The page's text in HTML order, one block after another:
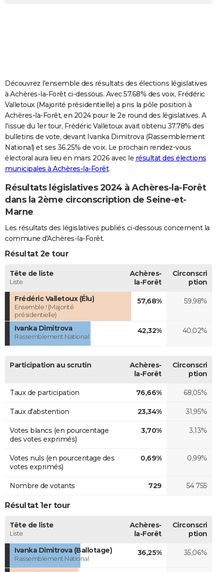
Carte de Noël
Carte Bonne année
Carte Saint-Valentin
Carte Pâques
Carte d'anniversaire
DICTIONNAIRE
Dictionnaire
Biographies
Citations
Expressions
Proverbes
PROGRAMME TV
COPAINS D'AVANT
S'inscrire
Se connecter
Lycées
Collèges
Primaires
Universités
Entreprises
Service militaire
Avis de recherche
AVIS DE DÉCÈS
FORUM
Bricolage
Lifestyle
Culture
Sport
Auto
Television
Voyage
Cinema
Découvrez l'ensemble des résultats des élections législatives
à Achères-la-Forêt ci-dessous. Avec 57.68% des voix, Frédéric
Valletoux (Majorité présidentielle) a pris la pôle position à
Achères-la-Forêt, en 2024 pour le 2e round des législatives. A
l'issue du 1er tour, Frédéric Valletoux avait obtenu 37.78% des
bulletins de vote, devant Ivanka Dimitrova (Rassemblement
National) et ses 36.25% de voix. Le prochain rendez-vous
électoral aura lieu en mars 2026 avec le résultat des élections
municipales à Achères-la-Forêt.
Résultats législatives 2024 à Achères-la-Forêt
dans la 2ème circonscription de Seine-et-
Marne
Les résultats des législatives publiés ci-dessous concernent la
commune d'Achères-la-Forêt.
Résultat 2e tour
Tête de liste
Liste
Achères-
la-Forêt
Circonscri
ption
Frédéric Valletoux (Élu)
Ensemble ! (Majorité
présidentielle)
57,68% 59,98%
Ivanka Dimitrova
Rassemblement National
42,32% 40,02%
Participation au scrutin
Achères-
la-Forêt
Circonscri
ption
Taux de participation 76,66% 68,05%
Taux d'abstention 23,34% 31,95%
Votes blancs (en pourcentage
des votes exprimés)
3,70% 3,13%
Votes nuls (en pourcentage des
votes exprimés)
0,69% 0,99%
Nombre de votants 729 54 755
Résultat 1er tour
Tête de liste
Liste
Achères-
la-Forêt
Circonscri
ption
Ivanka Dimitrova (Ballotage)
Rassemblement National
36,25% 35,06%